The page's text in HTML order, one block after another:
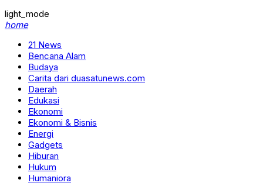
light_mode
home
21 News
Bencana Alam
Budaya
Carita dari duasatunews.com
Daerah
Edukasi
Ekonomi
Ekonomi & Bisnis
Energi
Gadgets
Hiburan
Hukum
Humaniora